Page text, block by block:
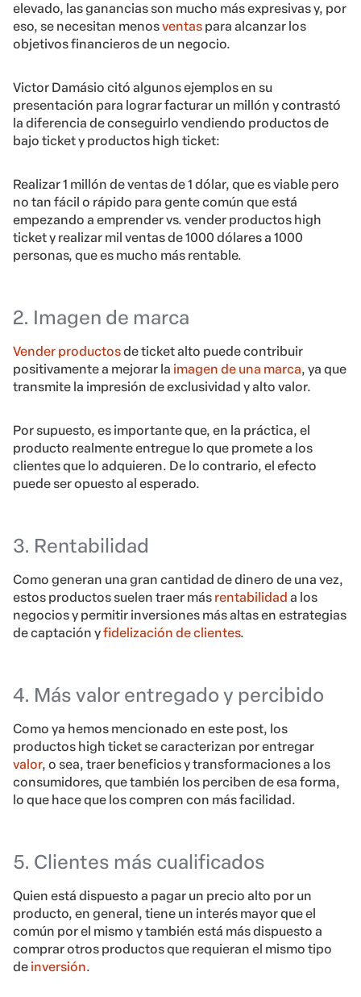
elevado, las ganancias son mucho más expresivas y, por
eso, se necesitan menosventas para alcanzar los
objetivos financieros de un negocio.
Victor Damásio citó algunos ejemplos en su
presentación para lograr facturar un millón y contrastó
la diferencia de conseguirlo vendiendo productos de
bajo ticket y productos high ticket:
Realizar 1 millón de ventas de 1 dólar, que es viable pero
no tan fácil o rápido para gente común que está
empezando a emprender vs. vender productos high
ticket y realizar mil ventas de 1000 dólares a 1000
personas, que es mucho más rentable.
2. Imagen de marca
Vender productosde ticket alto puede contribuir
positivamente a mejorar la imagen de una marca, ya que
transmite la impresión de exclusividad y alto valor.
Por supuesto, es importante que, en la práctica, el
producto realmente entregue lo que promete a los
clientes que lo adquieren. De lo contrario, el efecto
puede ser opuesto al esperado.
3. Rentabilidad
Como generan una gran cantidad de dinero de una vez,
estos productos suelen traer más rentabilidad a los
negocios y permitir inversiones más altas en estrategias
de captación yfidelización de clientes.
4. Más valor entregado y percibido
Como ya hemos mencionado en este post, los
productos high ticket se caracterizan por entregar
valor, o sea, traer beneficios y transformaciones a los
consumidores, que también los perciben de esa forma,
lo que hace que los compren con más facilidad.
5. Clientes más cualificados
Quien está dispuesto a pagar un precio alto por un
producto, en general, tiene un interés mayor que el
común por el mismo y también está más dispuesto a
comprar otros productos que requieran el mismo tipo
de inversión.